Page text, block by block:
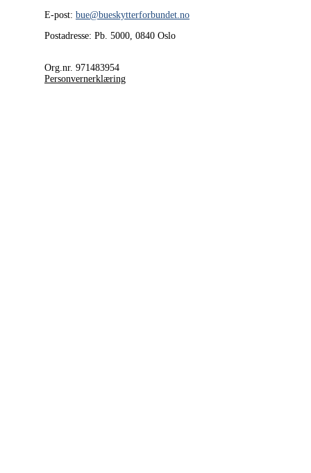
E-post: bue@bueskytterforbundet.no
Postadresse: Pb. 5000, 0840 Oslo
Org.nr. 971483954
Personvernerklæring